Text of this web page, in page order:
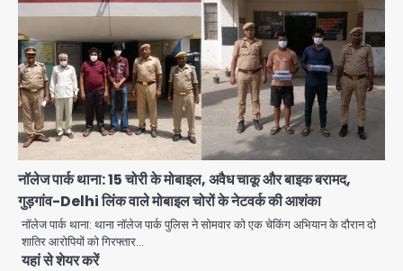
नॉलेज पार्क थाना: 15 चोरी के मोबाइल, अवैध चाकू और बाइक बरामद,
गुड़गांव-Delhi लिंक वाले मोबाइल चोरों के नेटवर्क की आशंका
नॉलेज पार्क थाना: थाना नॉलेज पार्क पुलिस ने सोमवार को एक चेकिंग अभियान के दौरान दो
शातिर आरोपियों को गिरफ्तार…
यहां से शेयर करें
2
Atiq Ahmed : अबान के जनाजे में उमड़ी
भीड़, तोड़ी बैरिकेडिंग; लखनऊ जेल से लखनऊ
पहुंचा उमर